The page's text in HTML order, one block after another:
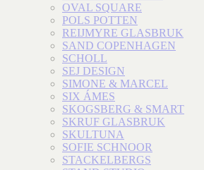
OVAL SQUARE
POLS POTTEN
REIJMYRE GLASBRUK
SAND COPENHAGEN
SCHOLL
SEJ DESIGN
SIMONE & MARCEL
SIX ÁMES
SKOGSBERG & SMART
SKRUF GLASBRUK
SKULTUNA
SOFIE SCHNOOR
STACKELBERGS